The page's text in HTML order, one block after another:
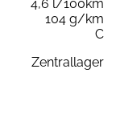
4,6 l/100km
104 g/km
C
Zentrallager